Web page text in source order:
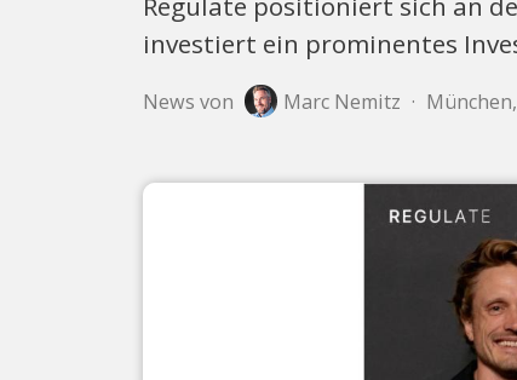
investiert ein prominentes
News von Marc Nemitz ·